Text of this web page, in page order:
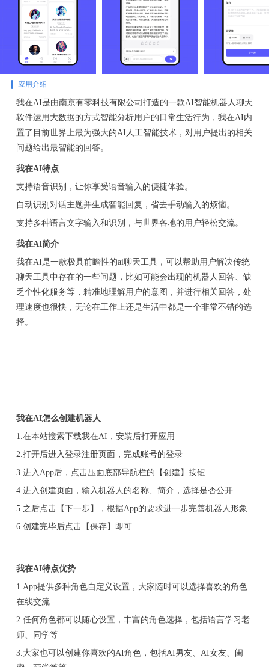
应用介绍
我在AI是由南京有零科技有限公司打造的一款AI智能机器人聊天
软件运用大数据的方式智能分析用户的日常生活行为，我在AI内
置了目前世界上最为强大的AI人工智能技术，对用户提出的相关
问题给出最智能的回答。
我在AI特点
支持语音识别，让你享受语音输入的便捷体验。
自动识别对话主题并生成智能回复，省去手动输入的烦恼。
支持多种语言文字输入和识别，与世界各地的用户轻松交流。
我在AI简介
我在AI是一款极具前瞻性的ai聊天工具，可以帮助用户解决传统
聊天工具中存在的一些问题，比如可能会出现的机器人回答、缺
乏个性化服务等，精准地理解用户的意图，并进行相关回答，处
理速度也很快，无论在工作上还是生活中都是一个非常不错的选
择。
我在AI怎么创建机器人
1.在本站搜索下载我在AI，安装后打开应用
2.打开后进入登录注册页面，完成账号的登录
3.进入App后，点击压面底部导航栏的【创建】按钮
4.进入创建页面，输入机器人的名称、简介，选择是否公开
5.之后点击【下一步】，根据App的要求进一步完善机器人形象
6.创建完毕后点击【保存】即可
我在AI特点优势
1.App提供多种角色自定义设置，大家随时可以选择喜欢的角色
在线交流
2.任何角色都可以随心设置，丰富的角色选择，包括语言学习老
师、同学等
3.大家也可以创建你喜欢的AI角色，包括AI男友、AI女友、闺